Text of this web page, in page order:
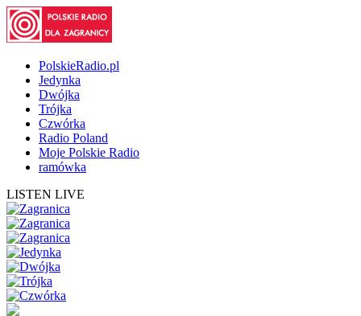
PolskieRadio.pl
Jedynka
Dwójka
Trójka
Czwórka
Radio Poland
Moje Polskie Radio
ramówka
LISTEN LIVE